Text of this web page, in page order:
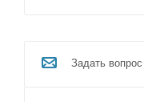
Задать вопрос